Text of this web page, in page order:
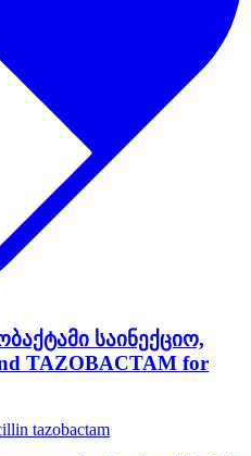
საინექციო,
TAZOBACTAM for
tazobactam